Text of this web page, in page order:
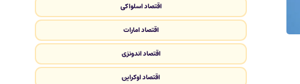
اقتصاد اسلواکی
اقتصاد امارات
اقتصاد اندونزی
اقتصاد اوکراین